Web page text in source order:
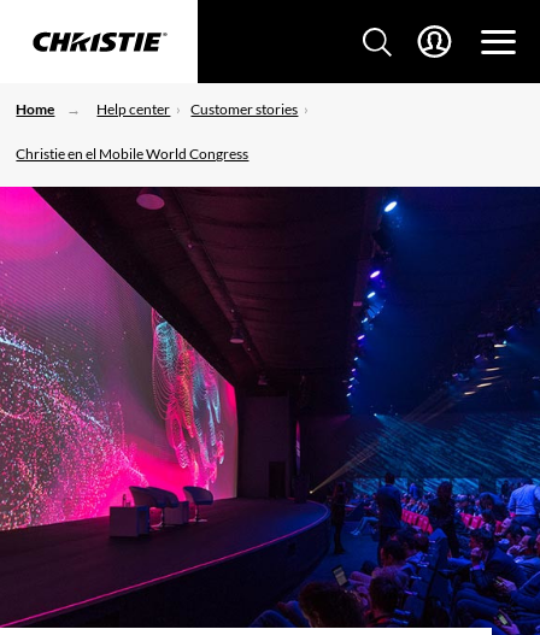
Home Help center Customer stories
Christie en el Mobile World Congress